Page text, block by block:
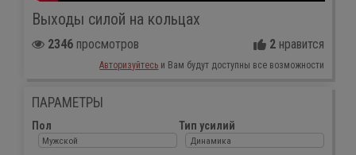
Выходы силой на кольцах
2346просмотров 2нравится
Авторизуйтесь и Вам будут доступны все возможности
ПАРАМЕТРЫ
Пол
Мужской
Тип усилий
Динамика